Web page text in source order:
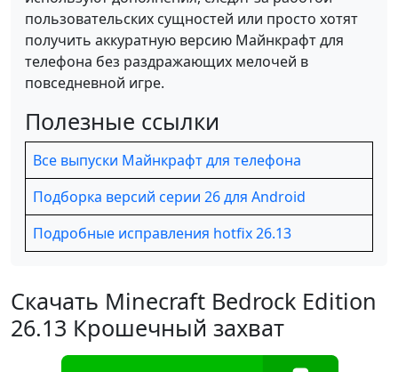
пользовательских сущностей или просто хотят
получить аккуратную версию Майнкрафт для
телефона без раздражающих мелочей в
повседневной игре.
Полезные ссылки
Все выпуски Майнкрафт для телефона
Подборка версий серии 26 для Android
Подробные исправления hotfix 26.13
Скачать Minecraft Bedrock Edition
26.13 Крошечный захват